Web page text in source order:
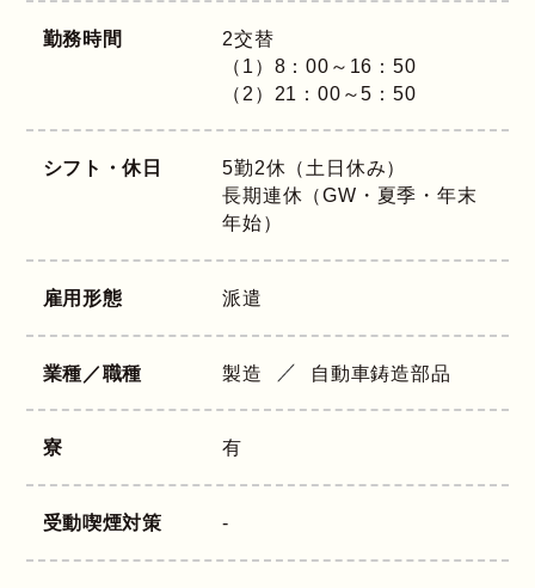
勤務時間
2交替
（1）8：00～16：50
（2）21：00～5：50
シフト・休日
5勤2休（土日休み）
長期連休（GW・夏季・年末
年始）
雇用形態 派遣
業種／職種 製造 自動車鋳造部品
寮 有
受動喫煙対策 -